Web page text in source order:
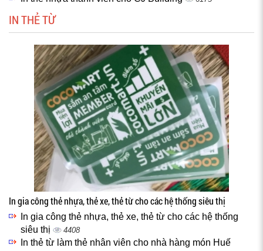
IN THẺ TỪ
In gia công thẻ nhựa, thẻ xe, thẻ từ cho các hệ thống siêu thị
In gia công thẻ nhựa, thẻ xe, thẻ từ cho các hệ thống
siêu thị
4408
In thẻ từ làm thẻ nhân viên cho nhà hàng món Huế